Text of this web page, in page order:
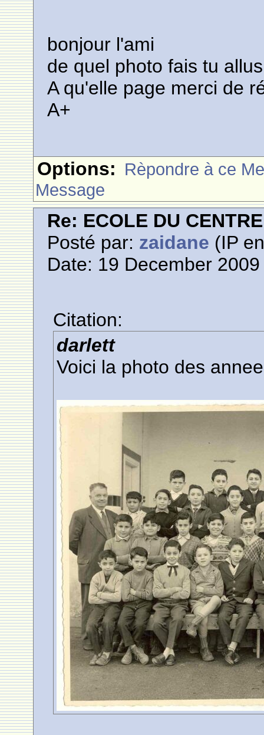
bonjour l'ami
de quel photo fais tu
A qu'elle page merci de
A+
Options: Rèpondre à ce
Message
Re: ECOLE DU
Posté par: zaidane (IP
Date: 19 December
Citation:
darlett
Voici la photo des